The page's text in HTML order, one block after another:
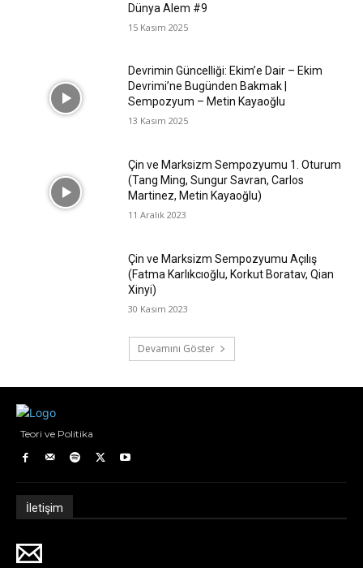
Dünya Alem #9
15 Kasım 2025
Devrimin Güncelliği: Ekim’e Dair – Ekim
Devrimi’ne Bugünden Bakmak |
Sempozyum – Metin Kayaoğlu
13 Kasım 2025
Çin ve Marksizm Sempozyumu 1. Oturum
(Tang Ming, Sungur Savran, Carlos
Martinez, Metin Kayaoğlu)
11 Aralık 2023
Çin ve Marksizm Sempozyumu Açılış
(Fatma Karlıkcıoğlu, Korkut Boratav, Qian
Xinyi)
30 Kasım 2023
Devamını Göster
Teori ve Politika
İletişim